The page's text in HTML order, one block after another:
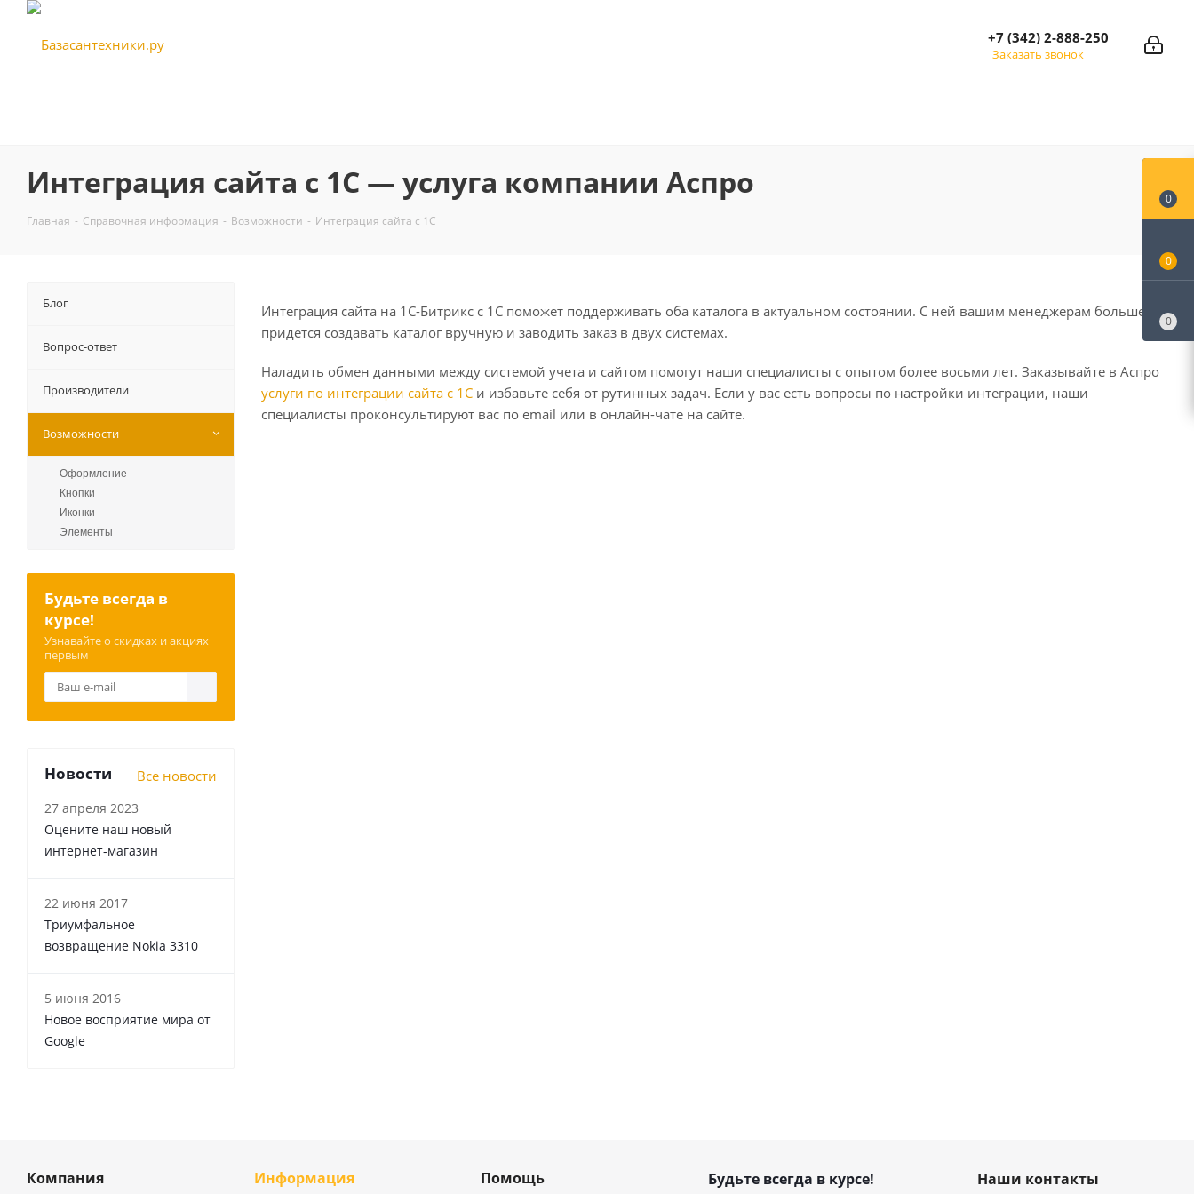
+7 (342) 2-888-250
Заказать звонок
Интеграция сайта с 1С — услуга компании Аспро
Главная - Справочная информация - Возможности - Интеграция сайта с 1С
Интеграция сайта на 1С-Битрикс с 1С поможет поддерживать оба каталога в актуальном состоянии. С ней вашим менеджерам больше не
придется создавать каталог вручную и заводить заказ в двух системах.
Наладить обмен данными между системой учета и сайтом помогут наши специалисты с опытом более восьми лет. Заказывайте в Аспро
услуги по интеграции сайта с 1С и избавьте себя от рутинных задач. Если у вас есть вопросы по настройки интеграции, наши
специалисты проконсультируют вас по email или в онлайн-чате на сайте.
Блог
Вопрос-ответ
Производители
Возможности
Оформление
Кнопки
Иконки
Элементы
Будьте всегда в
курсе!
Узнавайте о скидках и акциях
первым
Новости Все новости
27 апреля 2023
Оцените наш новый
интернет-магазин
22 июня 2017
Триумфальное
возвращение Nokia 3310
5 июня 2016
Новое восприятие мира от
Google
Компания Информация Помощь Будьте всегда в курсе! Наши контакты
0
0
0